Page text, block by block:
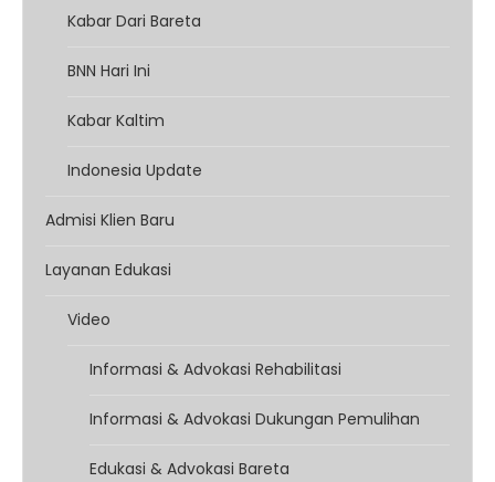
Kabar Dari Bareta
BNN Hari Ini
Kabar Kaltim
Indonesia Update
Admisi Klien Baru
Layanan Edukasi
Video
Informasi & Advokasi Rehabilitasi
Informasi & Advokasi Dukungan Pemulihan
Edukasi & Advokasi Bareta